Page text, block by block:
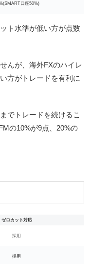
口座50%)
ト水準が低い方が点数
んが、海外FXのハイレ
方がトレードを有利に
でトレードを続けるこ
の10%が9点、20%の
ゼロカット対応
採用
採用